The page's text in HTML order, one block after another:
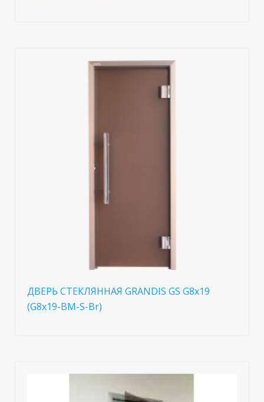
ДВЕРЬ СТЕКЛЯННАЯ GRANDIS GS G8x19
(G8x19-BM-S-Br)